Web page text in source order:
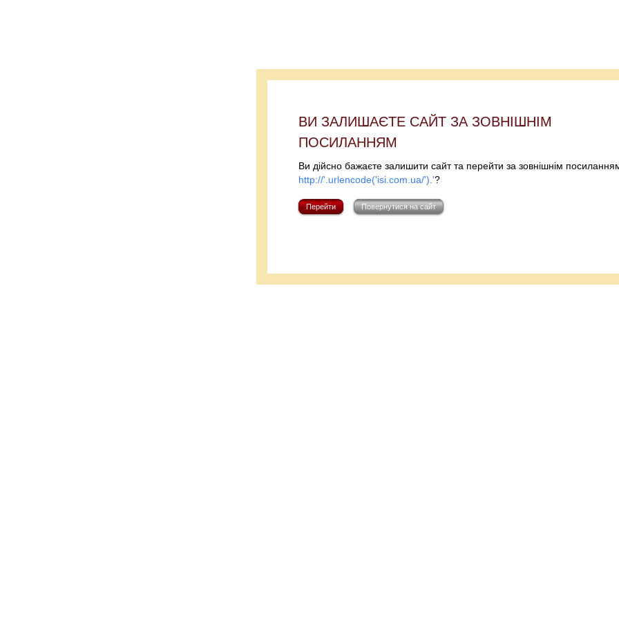
ВИ ЗАЛИШАЄТЕ САЙТ ЗА ЗОВНIШНIМ
ПОСИЛАННЯМ
Ви дiйсно бажаєте залишити сайт та перейти за зовнiшнiм
http://'.urlencode('isi.com.ua/').'?
Перейти Повернутися на сайт